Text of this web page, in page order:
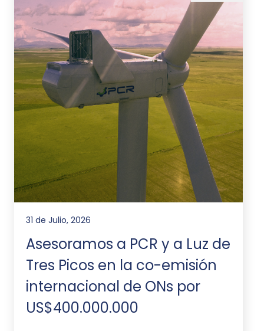
31 de Julio, 2026
Asesoramos a PCR y a Luz de
Tres Picos en la co-emisión
internacional de ONs por
US$400.000.000